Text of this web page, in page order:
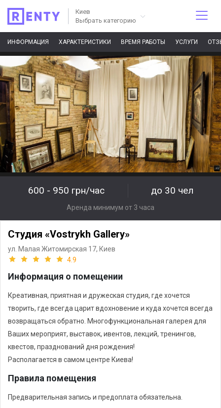
Киев
Выбрать категорию
ИНФОРМАЦИЯ ХАРАКТЕРИСТИКИ ВРЕМЯ РАБОТЫ УСЛУГИ
600 - 950 грн/час до 30 чел
Аренда минимум от 3 часа
Студия «Vostrykh Gallery»
ул. Малая Житомирская 17, Киев
4.9
Информация о помещении
Креативная, приятная и дружеская студия, где хочется
творить, где всегда царит вдохновение и куда хочется всегда
возвращаться обратно. Многофункциональная галерея для
Ваших мероприят, выставок, ивентов, лекций, тренингов,
квестов, празднований дня рождения!
Располагается в самом центре Киева!
Правила помещения
Предварительная запись и предоплата обязательна.